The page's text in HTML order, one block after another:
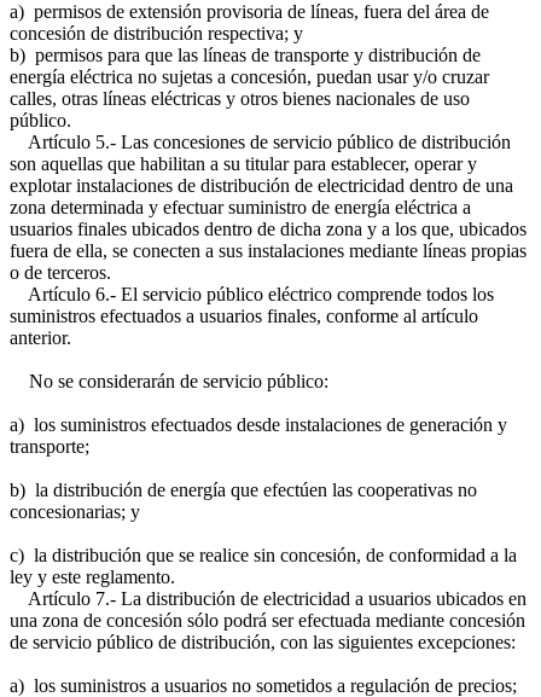
a) permisos de extensión provisoria de líneas, fuera del área de
concesión de distribución respectiva; y
b) permisos para que las líneas de transporte y distribución de
energía eléctrica no sujetas a concesión, puedan usar y/o cruzar
calles, otras líneas eléctricas y otros bienes nacionales de uso
público.
Artículo 5.- Las concesiones de servicio público de distribución
son aquellas que habilitan a su titular para establecer, operar y
explotar instalaciones de distribución de electricidad dentro de una
zona determinada y efectuar suministro de energía eléctrica a
usuarios finales ubicados dentro de dicha zona y a los que, ubicados
fuera de ella, se conecten a sus instalaciones mediante líneas propias
o de terceros.
Artículo 6.- El servicio público eléctrico comprende todos los
suministros efectuados a usuarios finales, conforme al artículo
anterior.
No se considerarán de servicio público:
a) los suministros efectuados desde instalaciones de generación y
transporte;
b) la distribución de energía que efectúen las cooperativas no
concesionarias; y
c) la distribución que se realice sin concesión, de conformidad a la
ley y este reglamento.
Artículo 7.- La distribución de electricidad a usuarios ubicados en
una zona de concesión sólo podrá ser efectuada mediante concesión
de servicio público de distribución, con las siguientes excepciones:
a) los suministros a usuarios no sometidos a regulación de precios;